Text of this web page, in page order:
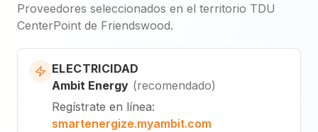
Proveedores seleccionados en el territorio TDU
CenterPoint de Friendswood.
ELECTRICIDAD
Ambit Energy (recomendado)
Regístrate en línea:
smartenergize.myambit.com